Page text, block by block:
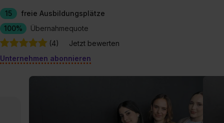
15
freie Ausbildungsplätze
100%
Übernahmequote
(4)
Jetzt bewerten
Unternehmen abonnieren